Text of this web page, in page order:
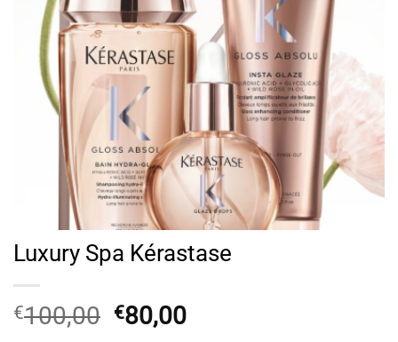
Luxury Spa Kérastase
€100,00 Original
€80,00Η